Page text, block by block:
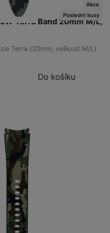
Terra Band 20mm M/L,
Akce
Poslední kusy
Terra (20mm, velikost M/L)
Do košíku